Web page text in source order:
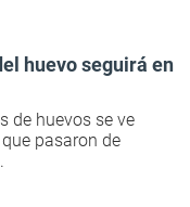
huevo seguirá en
de huevos se ve
pasaron de